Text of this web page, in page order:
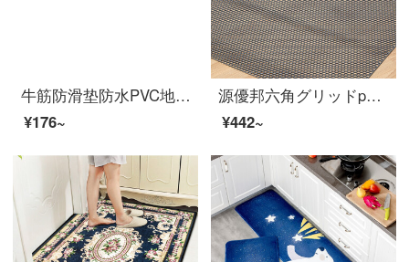
牛筋防滑垫防水PVC地垫塑料防滑垫地板垫子楼梯垫走廊橡塑胶防滑地垫满铺 绿色人字纹 1.6毫米厚 0.9米宽1米长（需要几米拍几件）
¥176~
源優邦六角グリッドpvc浴室滑り止めマットプールシャワー室トイレのマットが透ける防水キッチンマット食堂果物野菜プラスチックトイレの滑り止めパッド六角灰色1.2メートル幅*1メートル長さ単価
¥442~